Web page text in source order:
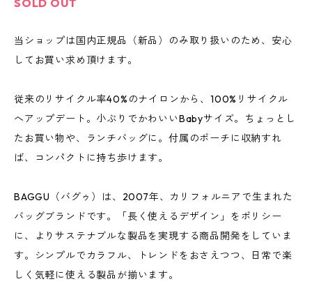
SOLD OUT
当ショップは国内正規品（新品）のみ取り扱いのため、安心
してお買い求め頂けます。
従来のリサイクル率40%のナイロンから、100%リサイクル
へアップデート。小ぶりでかわいいBabyサイズ。ちょっとし
たお買い物や、ランチバッグに。付属のポーチに収納すれ
ば、コンパクトに持ち歩けます。
BAGGU（バグゥ）は、2007年、カリフォルニアで生まれた
バッグブランドです。「長く使えるデザイン」をポリシー
に、よりサステナブルな製品を実現する商品開発をしていま
す。シンプルでカラフル、トレンドをおさえつつ、日常で楽
しく気軽に使える製品が揃います。